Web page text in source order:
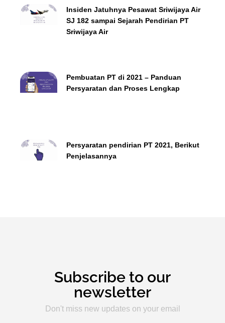
Insiden Jatuhnya Pesawat Sriwijaya Air
SJ 182 sampai Sejarah Pendirian PT
Sriwijaya Air
Pembuatan PT di 2021 – Panduan
Persyaratan dan Proses Lengkap
Persyaratan pendirian PT 2021, Berikut
Penjelasannya
Subscribe to our
newsletter
Don't miss new updates on your email